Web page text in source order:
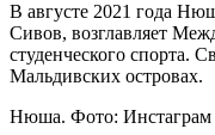
В августе 2021 года
Сивов, возглавляет
студенческого спорта.
Мальдивских островах.
Нюша. Фото: Инстаграм